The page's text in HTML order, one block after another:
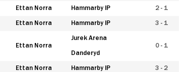
Ettan Norra Hammarby IP 2 - 1
Ettan Norra Hammarby IP 3 - 1
Ettan Norra
Jurek Arena
Danderyd
0 - 1
Ettan Norra Hammarby IP 3 - 2